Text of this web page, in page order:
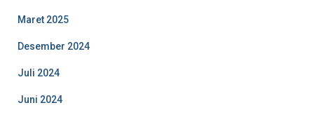
Maret 2025
Desember 2024
Juli 2024
Juni 2024